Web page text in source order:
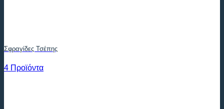
Σφραγίδες Τσέπης
4 Προϊόντα